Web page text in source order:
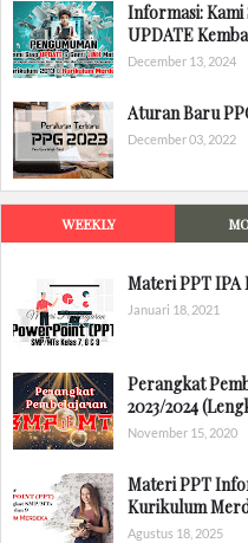
Informasi: Kami
UPDATE
December 13, 2024
Aturan Baru
December 03, 2022
WEEKLY
Materi PPT IPA
Januari 18, 2021
Perangkat
2023/2024
November 15, 2020
Materi PPT
Kurikulum
Agustus 18, 2025